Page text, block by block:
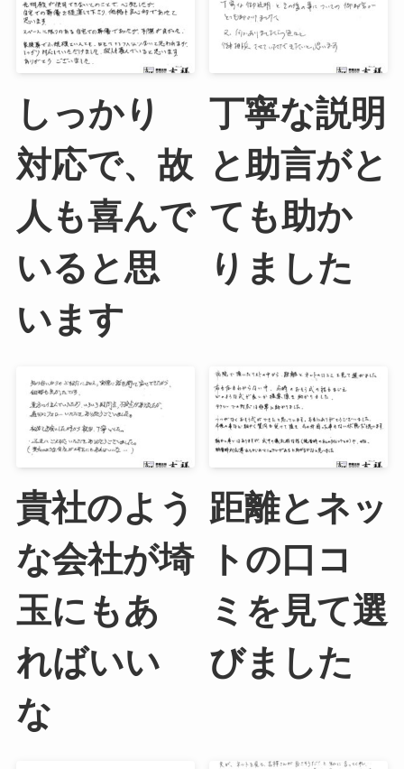
しっかり
対応で、故
人も喜んで
いると思
います
丁寧な説明
と助言がと
ても助か
りました
貴社のよう
な会社が埼
玉にもあ
ればいい
な
距離とネッ
トの口コ
ミを見て選
びました